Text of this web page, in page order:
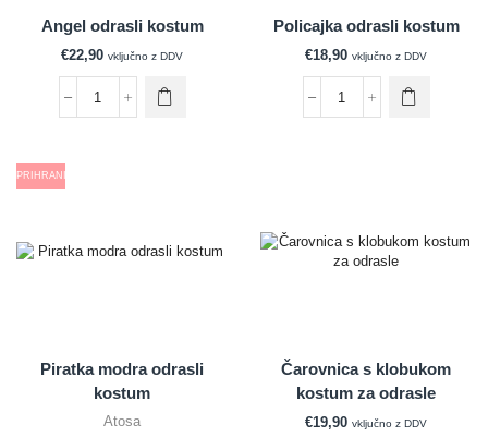
Angel odrasli kostum
€22,90 vključno z DDV
Policajka odrasli kostum
€18,90 vključno z DDV
PRIHRANI
Piratka modra odrasli
kostum
Atosa
Čarovnica s klobukom
kostum za odrasle
€19,90 vključno z DDV